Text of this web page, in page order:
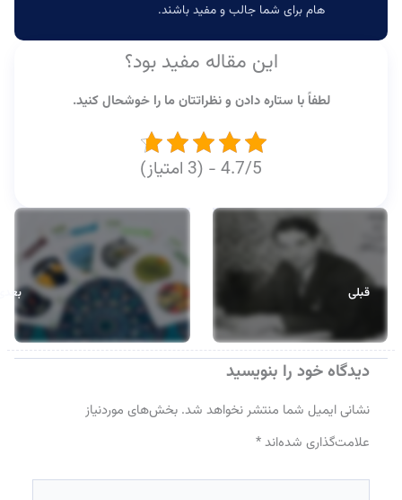
هام برای شما جالب و مفید باشند.
این مقاله مفید بود؟
لطفاً با ستاره دادن و نظراتتان ما را خوشحال کنید.
4.7/5 - (3 امتیاز)
قبلی بعدی
دیدگاه‌ خود را بنویسید
نشانی ایمیل شما منتشر نخواهد شد. بخش‌های موردنیاز
علامت‌گذاری شده‌اند*